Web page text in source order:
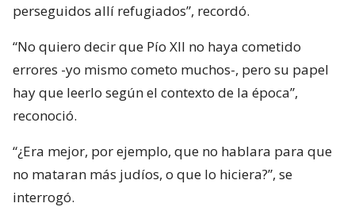
perseguidos allí refugiados”, recordó.
“No quiero decir que Pío XII no haya cometido
errores -yo mismo cometo muchos-, pero su papel
hay que leerlo según el contexto de la época”,
reconoció.
“¿Era mejor, por ejemplo, que no hablara para que
no mataran más judíos, o que lo hiciera?”, se
interrogó.